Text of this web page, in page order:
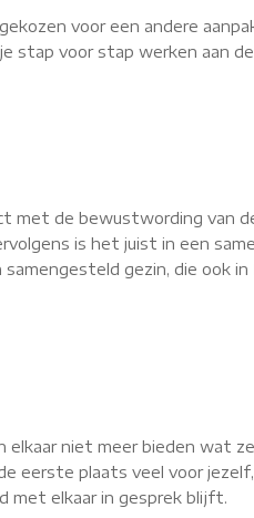
voor een andere
stap voor stap werken aan
met de bewustwording van
is het juist in een
gezin, die ook in
niet meer bieden wat
plaats veel voor jezelf,
met elkaar in gesprek blijft.